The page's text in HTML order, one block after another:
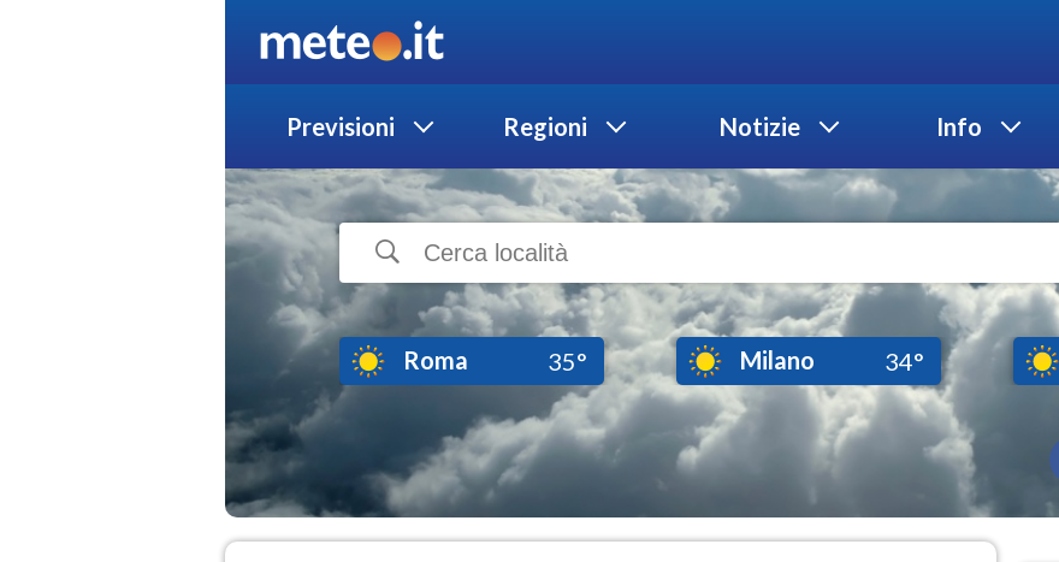
Previsioni Regioni Notizie Info
Roma 35° Milano 34°